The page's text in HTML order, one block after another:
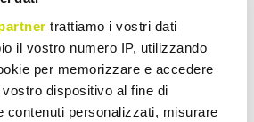
trattiamo i vostri dati
il vostro numero IP, utilizzando
per memorizzare e accedere
dispositivo al fine di
contenuti personalizzati, misurare